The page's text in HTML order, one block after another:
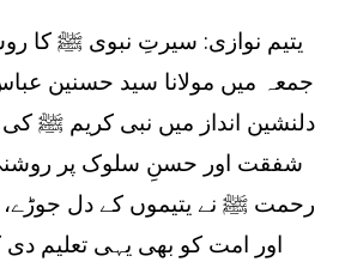
یتیم نوازی: سیرتِ نبوی ﷺ کا
جمعہ میں مولانا سید حسنین
دلنشین انداز میں نبی کریم ﷺ
شفقت اور حسنِ سلوک پر
رحمت ﷺ نے یتیموں کے دل جوڑے،
اور امت کو بھی یہی تعلیم